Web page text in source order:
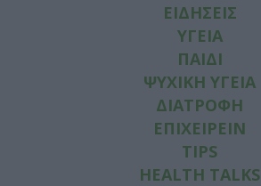
ΕΙΔΗΣΕΙΣ
ΥΓΕΙΑ
ΠΑΙΔΙ
ΨΥΧΙΚΗ ΥΓΕΙΑ
ΔΙΑΤΡΟΦΗ
ΕΠΙΧΕΙΡΕΙΝ
TIPS
HEALTH TALKS